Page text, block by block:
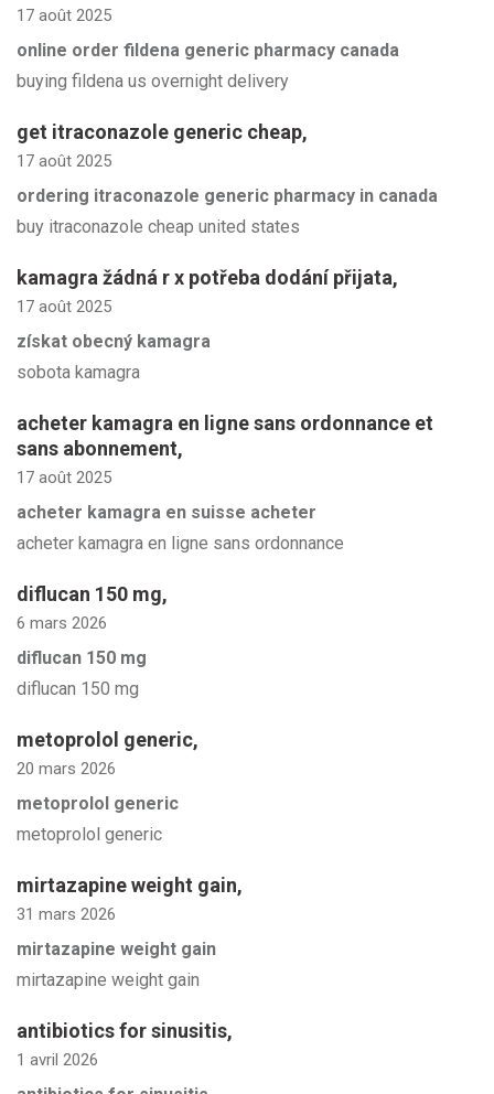
17 août 2025
online order fildena generic pharmacy canada
buying fildena us overnight delivery
get itraconazole generic cheap,
17 août 2025
ordering itraconazole generic pharmacy in canada
buy itraconazole cheap united states
kamagra žádná r x potřeba dodání přijata,
17 août 2025
získat obecný kamagra
sobota kamagra
acheter kamagra en ligne sans ordonnance et
sans abonnement,
17 août 2025
acheter kamagra en suisse acheter
acheter kamagra en ligne sans ordonnance
diflucan 150 mg,
6 mars 2026
diflucan 150 mg
diflucan 150 mg
metoprolol generic,
20 mars 2026
metoprolol generic
metoprolol generic
mirtazapine weight gain,
31 mars 2026
mirtazapine weight gain
mirtazapine weight gain
antibiotics for sinusitis,
1 avril 2026